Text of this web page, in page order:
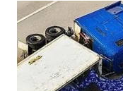
NEWS